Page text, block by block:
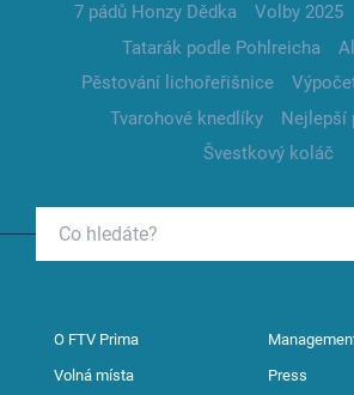
7 pádů Honzy Dědka
Volby 2025
Tatarák podle Pohlreicha
Pěstování lichořeřišnice
Tvarohové knedlíky
Nejlepší
Švestkový koláč
O FTV Prima
Volná místa Press